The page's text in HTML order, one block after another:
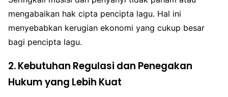
mengabaikan hak cipta pencipta lagu. Hal ini
menyebabkan kerugian ekonomi yang cukup besar
bagi pencipta lagu.
2. Kebutuhan Regulasi dan Penegakan
Hukum yang Lebih Kuat